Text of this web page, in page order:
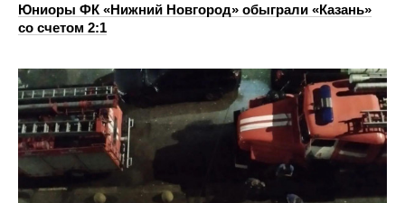
Юниоры ФК «Нижний Новгород» обыграли «Казань»
со счетом 2:1